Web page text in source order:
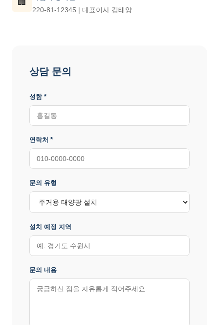
🏢
220-81-12345 | 대표이사 김태양
상담 문의
성함 *
연락처 *
문의 유형
설치 예정 지역
문의 내용